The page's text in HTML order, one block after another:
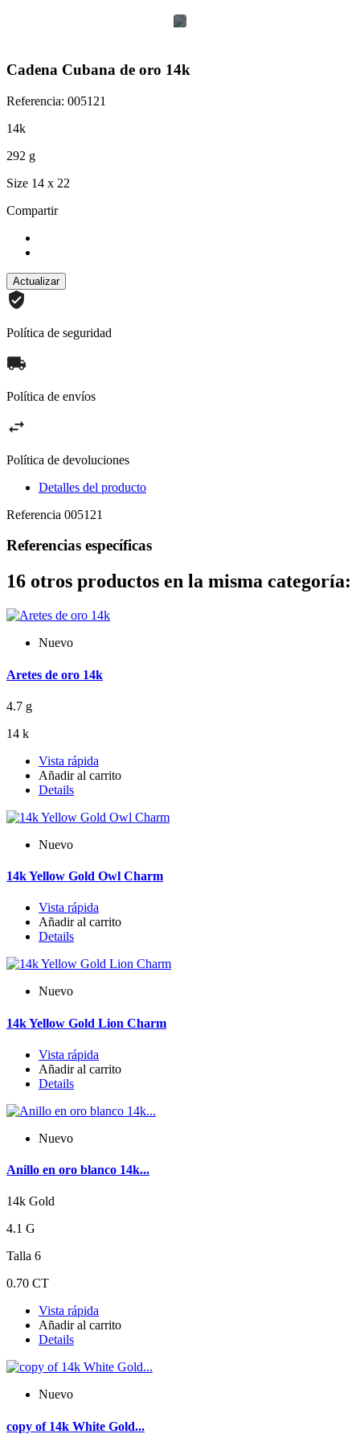
Cadena Cubana de oro 14k
Referencia: 005121
14k
292 g
Size 14 x 22
Compartir
Política de seguridad
Política de envíos
Política de devoluciones
Detalles del producto
Referencia 005121
Referencias específicas
16 otros productos en la misma categoría:
Nuevo
Aretes de oro 14k
4.7 g
14 k
Vista rápida
Añadir al carrito
Details
Nuevo
14k Yellow Gold Owl Charm
Vista rápida
Añadir al carrito
Details
Nuevo
14k Yellow Gold Lion Charm
Vista rápida
Añadir al carrito
Details
Nuevo
Anillo en oro blanco 14k...
14k Gold
4.1 G
Talla 6
0.70 CT
Vista rápida
Añadir al carrito
Details
Nuevo
copy of 14k White Gold...